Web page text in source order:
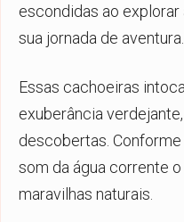
escondidas ao explorar
sua jornada de aventura.
Essas cachoeiras
exuberância
descobertas.
som da água corrente
maravilhas naturais.